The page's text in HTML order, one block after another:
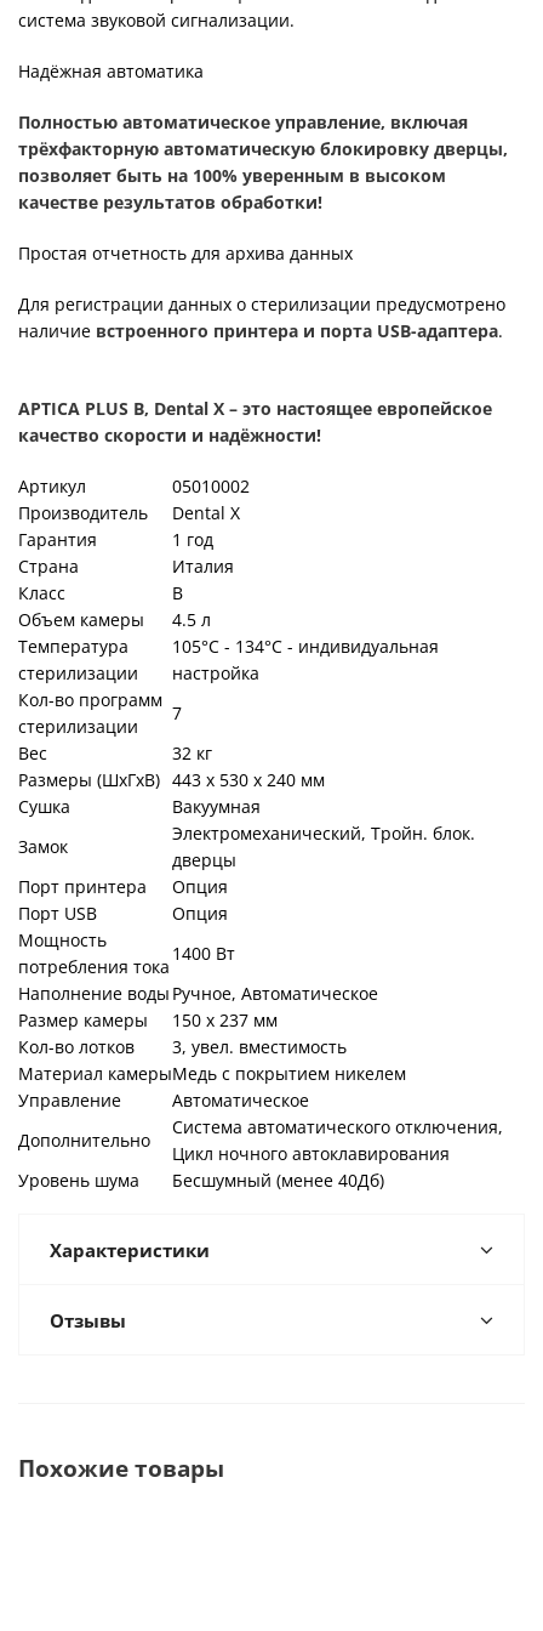
система звуковой сигнализации.
Надёжная автоматика
Полностью автоматическое управление, включая
трёхфакторную автоматическую блокировку дверцы,
позволяет быть на 100% уверенным в высоком
качестве результатов обработки!
Простая отчетность для архива данных
Для регистрации данных о стерилизации предусмотрено
наличие встроенного принтера и порта USB-адаптера.
APTICA PLUS B, Dental X – это настоящее европейское
качество скорости и надёжности!
Артикул
05010002
Производитель
Dental X
Гарантия
1 год
Страна
Италия
Класс
B
Объем камеры
4.5 л
Температура
стерилизации
105°C - 134°C - индивидуальная
настройка
Кол-во программ
стерилизации
7
Вес
32 кг
Размеры (ШхГхВ) 443 х 530 х 240 мм
Сушка
Вакуумная
Замок
Электромеханический, Тройн. блок.
дверцы
Порт принтера
Опция
Порт USB
Опция
Мощность
потребления тока
1400 Вт
Наполнение воды Ручное, Автоматическое
Размер камеры
150 х 237 мм
Кол-во лотков
3, увел. вместимость
Материал камерыМедь с покрытием никелем
Управление
Автоматическое
Дополнительно
Система автоматического отключения,
Цикл ночного автоклавирования
Уровень шума
Бесшумный (менее 40Дб)
Характеристики
Отзывы
Похожие товары